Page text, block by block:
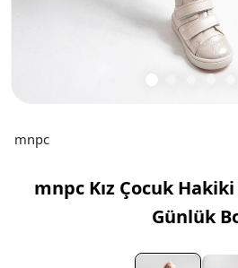
mnpc
mnpc Kız Çocuk
Günlük